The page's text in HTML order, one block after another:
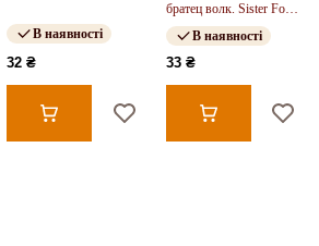
В наявності
32 ₴
братец волк. Sister Fox
and Brother Wolf
В наявності
33 ₴